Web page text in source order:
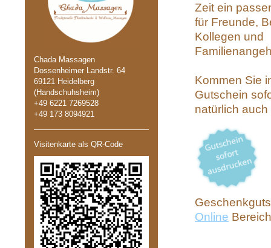
Chada Massagen
Dossenheimer Landstr. 64
69121 Heidelberg
(Handschuhsheim)
+49 6221 7269528
+49 173 8094921
Visitenkarte als QR-Code
Zeit ein
für Freunde,
Kollegen und
Kommen Sie
Gutschein
natürlich
Online